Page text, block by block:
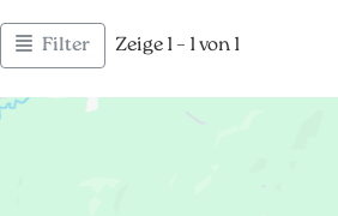
Filter Zeige 1 – 1 von 1